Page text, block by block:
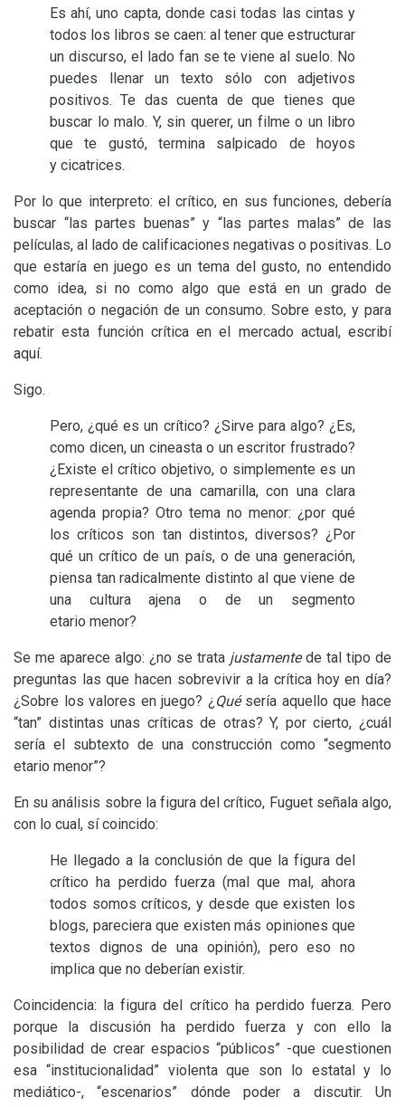
Es ahí, uno capta, donde casi todas las cintas y
todos los libros se caen: al tener que estructurar
un discurso, el lado fan se te viene al suelo. No
puedes llenar un texto sólo con adjetivos
positivos. Te das cuenta de que tienes que
buscar lo malo. Y, sin querer, un filme o un libro
que te gustó, termina salpicado de hoyos
y cicatrices.
Por lo que interpreto: el crítico, en sus funciones, debería
buscar “las partes buenas” y “las partes malas” de las
películas, al lado de calificaciones negativas o positivas. Lo
que estaría en juego es un tema del gusto, no entendido
como idea, si no como algo que está en un grado de
aceptación o negación de un consumo. Sobre esto, y para
rebatir esta función crítica en el mercado actual, escribí
aquí.
Sigo.
Pero, ¿qué es un crítico? ¿Sirve para algo? ¿Es,
como dicen, un cineasta o un escritor frustrado?
¿Existe el crítico objetivo, o simplemente es un
representante de una camarilla, con una clara
agenda propia? Otro tema no menor: ¿por qué
los críticos son tan distintos, diversos? ¿Por
qué un crítico de un país, o de una generación,
piensa tan radicalmente distinto al que viene de
una cultura ajena o de un segmento
etario menor?
Se me aparece algo: ¿no se trata justamentede tal tipo de
preguntas las que hacen sobrevivir a la crítica hoy en día?
¿Sobre los valores en juego? ¿ Quésería aquello que hace
“tan” distintas unas críticas de otras? Y, por cierto, ¿cuál
sería el subtexto de una construcción como “segmento
etario menor”?
En su análisis sobre la figura del crítico, Fuguet señala algo,
con lo cual, sí coincido:
He llegado a la conclusión de que la figura del
crítico ha perdido fuerza (mal que mal, ahora
todos somos críticos, y desde que existen los
blogs, pareciera que existen más opiniones que
textos dignos de una opinión), pero eso no
implica que no deberían existir.
Coincidencia: la figura del crítico ha perdido fuerza. Pero
porque la discusión ha perdido fuerza y con ello la
posibilidad de crear espacios “públicos” -que cuestionen
esa “institucionalidad” violenta que son lo estatal y lo
mediático-, “escenarios” dónde poder a discutir. Un